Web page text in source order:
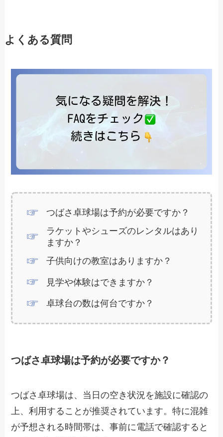
よくある質問
つばさ卓球場は予約が必要ですか？
ラケットやシューズのレンタルはあり
ますか？
子供向けの教室はありますか？
見学や体験はできますか？
卓球台の数は何台ですか？
つばさ卓球場は予約が必要ですか？
つばさ卓球場は、当日の空き状況を施設に確認の
上、利用することが推奨されています。特に混雑
が予想される時間帯は、事前に電話で確認すると